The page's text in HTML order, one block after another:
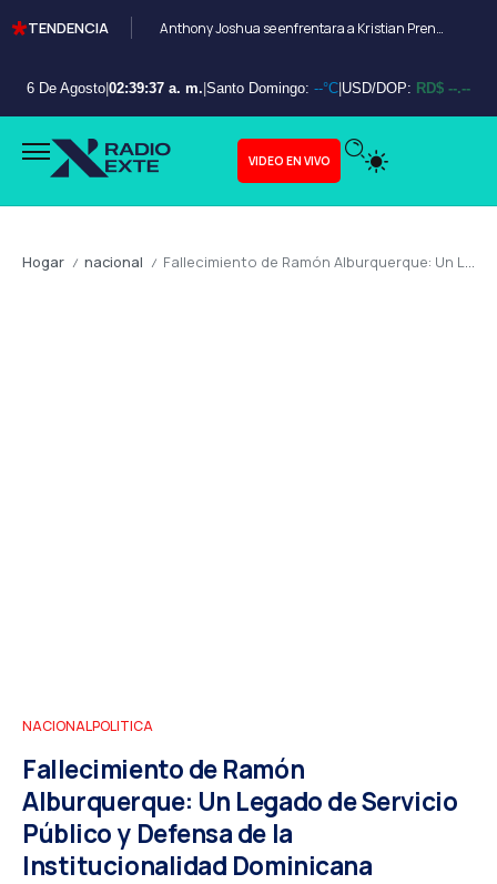
TENDENCIA Anthony Joshua se enfrentara a Kristian Prenga en Arabia Saudita
6 De Agosto 02:39:38 a. m. Santo Domingo: --°C USD/DOP: RD$ --.--
VIDEO EN VIVO
Hogar / nacional / Fallecimiento de Ramón Alburquerque: Un Legado de Servicio Público y Defensa de la Institucionalidad Dominicana
NACIONALPOLITICA
Fallecimiento de Ramón
Alburquerque: Un Legado de Servicio
Público y Defensa de la
Institucionalidad Dominicana